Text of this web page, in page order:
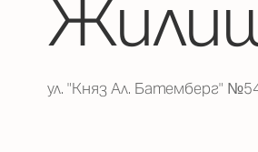
ул. "Княз Ал. Батемберг"